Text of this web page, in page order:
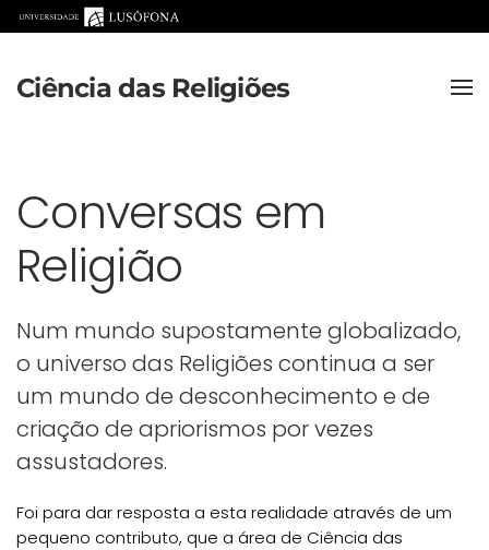
Ciência das Religiões
Conversas em
Religião
Num mundo supostamente globalizado,
o universo das Religiões continua a ser
um mundo de desconhecimento e de
criação de apriorismos por vezes
assustadores.
Foi para dar resposta a esta realidade através de um
pequeno contributo, que a área de Ciência das